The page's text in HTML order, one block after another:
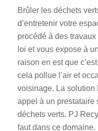
Brûler les déchets
d’entretenir votre
procédé à des
loi et vous expose à
raison en est que
cela pollue l’air et
voisinage. La solution
appel à un prestataire
déchets verts. PJ
faut dans ce domaine.